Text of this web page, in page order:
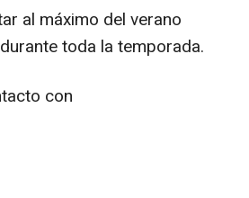
al máximo del verano
toda la temporada.
con